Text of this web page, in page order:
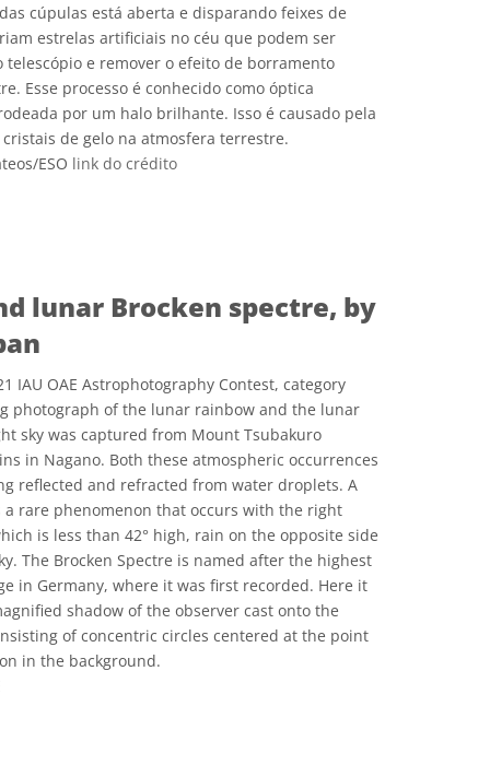
cúpulas está aberta e disparando feixes de
estrelas artificiais no céu que podem ser
e remover o efeito de borramento
Esse processo é conhecido como óptica
por um halo brilhante. Isso é causado pela
de gelo na atmosfera terrestre.
ESO link do crédito
Attribution 4.0 International (CC BY 4.0) ícones
lunar Brocken spectre, by
IAU OAE Astrophotography Contest, category
photograph of the lunar rainbow and the lunar
sky was captured from Mount Tsubakuro
in Nagano. Both these atmospheric occurrences
reflected and refracted from water droplets. A
rare phenomenon that occurs with the right
is less than 42° high, rain on the opposite side
The Brocken Spectre is named after the highest
in Germany, where it was first recorded. Here it
shadow of the observer cast onto the
of concentric circles centered at the point
in the background.
Attribution 4.0 International (CC BY 4.0) ícones